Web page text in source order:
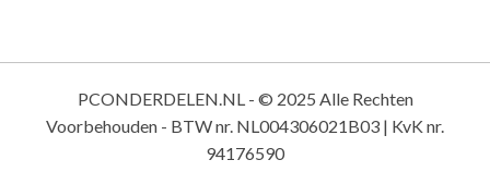
PCONDERDELEN.NL - © 2025 Alle Rechten
Voorbehouden - BTW nr. NL004306021B03 | KvK nr.
94176590